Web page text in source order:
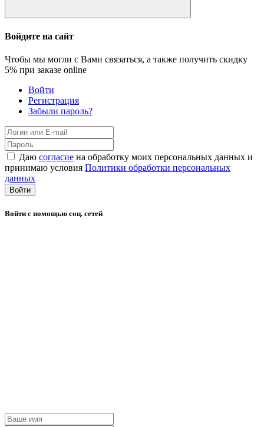
Войдите на сайт
Чтобы мы могли с Вами связаться, а также получить скидку
5% при заказе online
Войти
Регистрация
Забыли пароль?
Даю согласие на обработку моих персональных данных и
принимаю условия Политики обработки персональных
данных
Войти
Войти с помощью соц. сетей